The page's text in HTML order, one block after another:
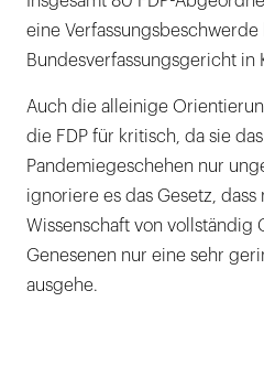
eine Verfassungsbeschwerde
Bundesverfassungsgericht in
Auch die alleinige
die FDP für kritisch, da sie
Pandemiegeschehen nur
ignoriere es das Gesetz,
Wissenschaft von vollständig
Genesenen nur eine sehr
ausgehe.